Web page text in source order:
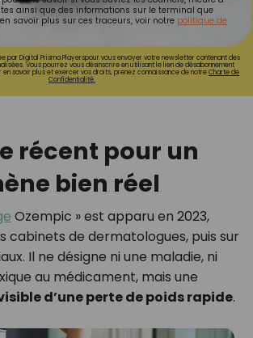
ainsi que des informations sur le terminal que
savoir plus sur ces traceurs, voir notre politique de
par Digital Prisma Playerspour vous envoyer votre newsletter contenant des
Vous pourrez vous désinscrire en utilisant le lien de désabonnement
en savoir plus et exercer vos droits, prenez connaissance de notreCharte de
Confidentialité.
récent pour un
bien réel
Ozempic » est apparu en 2023,
cabinets de dermatologues, puis sur
Il ne désigne ni une maladie, ni
au médicament, mais une
d’une perte de poids rapide.